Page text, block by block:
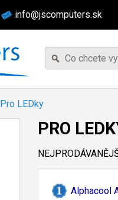
info@jscomputers.sk
Pro LEDky
PRO
Alphacool